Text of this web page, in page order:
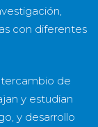
con diferentes
de
y estudian
y desarrollo